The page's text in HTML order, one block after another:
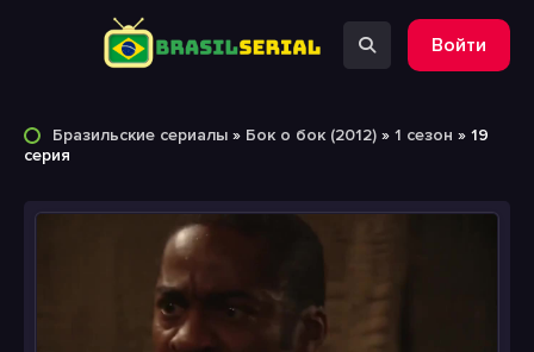
Войти
Бразильские сериалы » Бок о бок (2012) » 1 сезон » 19
серия